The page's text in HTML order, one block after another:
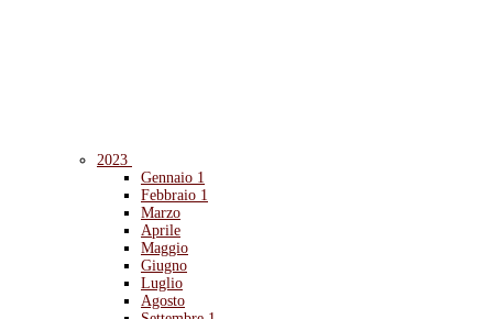
2023
Gennaio 1
Febbraio 1
Marzo
Aprile
Maggio
Giugno
Luglio
Agosto